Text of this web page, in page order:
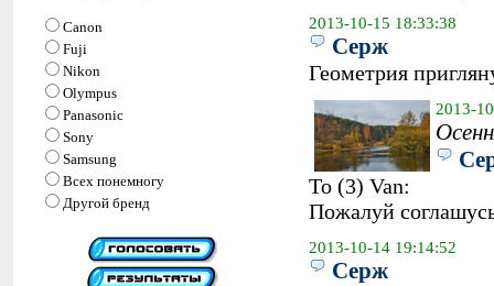
Canon
Fuji
Nikon
Olympus
Panasonic
Sony
Samsung
Всех понемногу
Другой бренд
2013-10-15 18:33:38
Серж
Геометрия
2013-
To (3) Van:
Пожалуй
2013-10-14 19:14:52
Серж